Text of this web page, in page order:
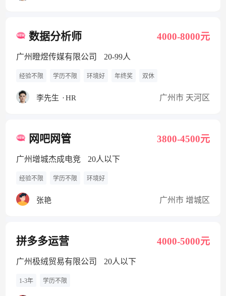
数据分析师 4000-8000元
广州瞪煜传媒有限公司 20-99人
经验不限 学历不限 环境好 年终奖 双休
李先生 ·HR 广州市 天河区
网吧网管 3800-4500元
广州增城杰成电竞 20人以下
经验不限 学历不限 环境好
张艳 广州市 增城区
拼多多运营 4000-5000元
广州极绒贸易有限公司 20人以下
1-3年 学历不限